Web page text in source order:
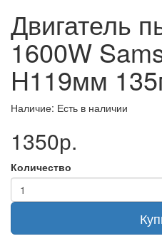
Двигатель
1600W
H119мм
Наличие: Есть в наличии
1350р.
Количество